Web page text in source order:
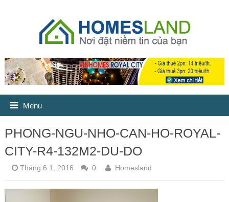
Menu
PHONG-NGU-NHO-CAN-HO-ROYAL-
CITY-R4-132M2-DU-DO
Tháng 6 1, 2016 0 Homesland